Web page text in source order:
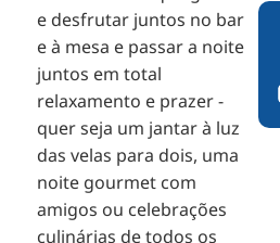
e desfrutar juntos no bar
e à mesa e passar a noite
juntos em total
relaxamento e prazer -
quer seja um jantar à luz
das velas para dois, uma
noite gourmet com
amigos ou celebrações
culinárias de todos os